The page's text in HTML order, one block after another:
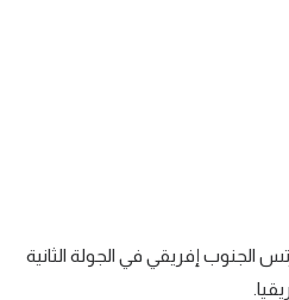
الجنوب إفريقي في الجولة الثانية